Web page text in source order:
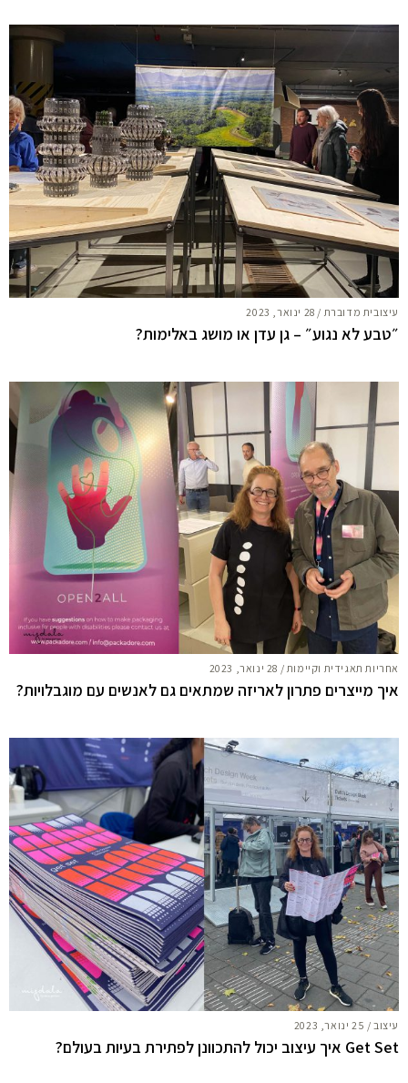
עיצובית מדוברת / 28 ינואר, 2023
״טבע לא נגוע״ – גן עדן או מושג באלימות?
אחריות תאגידית וקיימות / 28 ינואר, 2023
איך מייצרים פתרון לאריזה שמתאים גם לאנשים עם מוגבלויות?
עיצוב / 25 ינואר, 2023
Get Set איך עיצוב יכול להתכוונן לפתירת בעיות בעולם?